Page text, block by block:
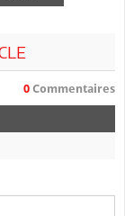
0 Commentaires